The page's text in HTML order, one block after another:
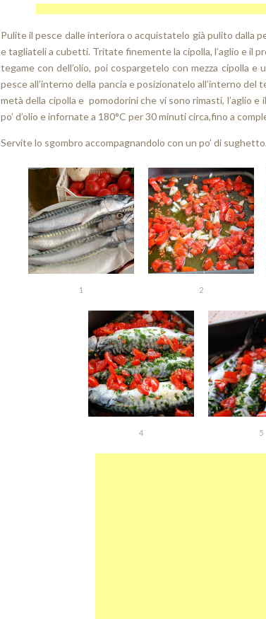
Pulite il pesce dalle interiora o acquistatelo già pulito dalla
e tagliateli a cubetti. Tritate finemente la cipolla, l’aglio e il
tegame con dell’olio, poi cospargetelo con mezza cipolla e
pesce all’interno della pancia e posizionatelo all’interno del
metà della cipolla e pomodorini che vi sono rimasti, l’aglio e
po’ d’olio e infornate a 180°C per 30 minuti circa,fino a
Servite lo sgombro accompagnandolo con un po’ di sughetto.
1 2
4 5